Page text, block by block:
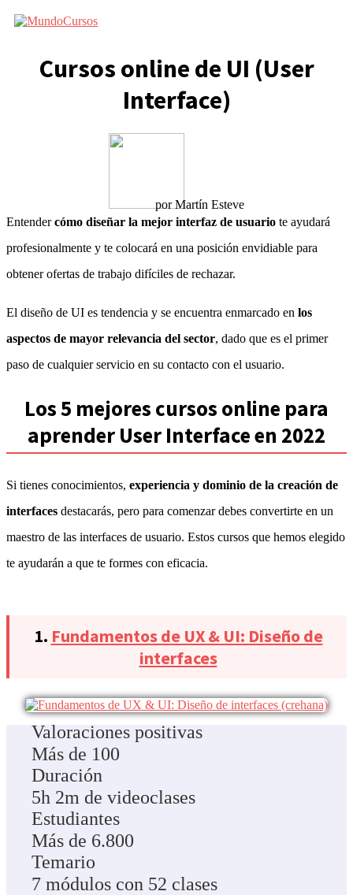
Saltar
Cursos online de UI (User
Interface)
porMartín Esteve
Entendercómo diseñar la mejor interfaz de usuario te ayudará
profesionalmente y te colocará en una posición envidiable para
obtener ofertas de trabajo difíciles de rechazar.
El diseño de UI es tendencia y se encuentra enmarcado en los
aspectos de mayor relevancia del sector, dado que es el primer
paso de cualquier servicio en su contacto con el usuario.
Los 5 mejores cursos online para
aprender User Interface en 2022
Si tienes conocimientos, experiencia y dominio de la creación de
interfaces destacarás, pero para comenzar debes convertirte en un
maestro de las interfaces de usuario. Estos cursos que hemos elegido
te ayudarán a que te formes con eficacia.
1. Fundamentos de UX & UI: Diseño de
interfaces
Valoraciones positivas
Más de 100
Duración
5h 2m de videoclases
Estudiantes
Más de 6.800
Temario
7 módulos con 52 clases